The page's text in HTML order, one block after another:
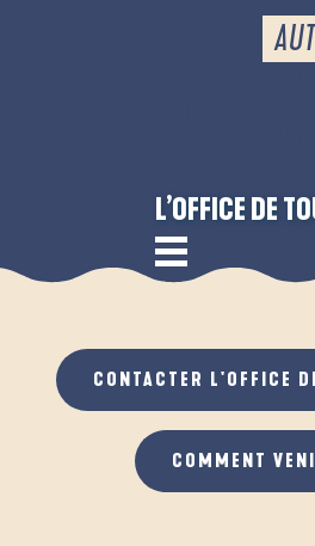
L’OFFICE DE
CONTACTER L'OFFICE
COMMENT